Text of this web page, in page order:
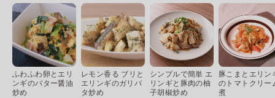
ふわふわ卵とエリ
ンギのバター醤油
炒め
レモン香る ブリと
エリンギのガリバ
タ炒め
シンプルで簡単 エ
リンギと豚肉の柚
子胡椒炒め
豚こまとエリン
のトマトクリー
煮